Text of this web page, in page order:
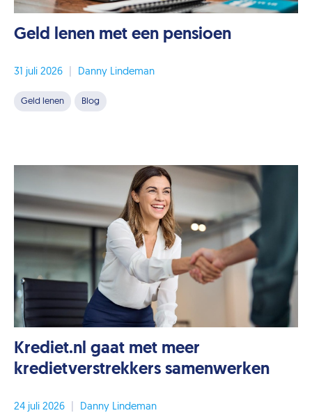
Geld lenen met een pensioen
31 juli 2026 Danny Lindeman
Geld lenen Blog
Krediet.nl gaat met meer
kredietverstrekkers samenwerken
24 juli 2026 Danny Lindeman